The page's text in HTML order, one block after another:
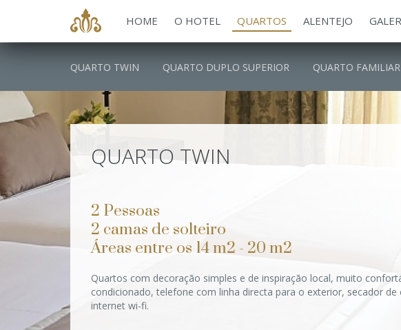
HOME O HOTEL QUARTOS ALENTEJO
QUARTO TWIN QUARTO DUPLO SUPERIOR QUARTO FAMILIAR
QUARTO TWIN
2 Pessoas
2 camas de solteiro
Áreas entre os 14 m2 - 20 m2
Quartos com decoração simples e de inspiração local, muito
condicionado, telefone com linha directa para o exterior, secador
internet wi-fi.